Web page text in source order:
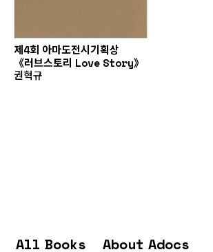
제4회 아마도전시기획상
《러브스토리 Love Story》
권혁규
All Books About Adocs